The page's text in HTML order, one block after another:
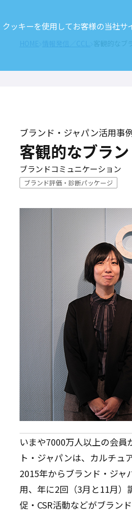
客観的なブ
ブランド・ジャパン活用事
客観的なブラ
ブランドコミュニケーション
ブランド評価・診断パッケージ
いまや7000万人以上の会
ト・ジャパンは、カルチュ
2015年からブランド・ジ
用、年に2回（3月と11月
促・CSR活動などがブラン
クッキーを使用してお客様の当社